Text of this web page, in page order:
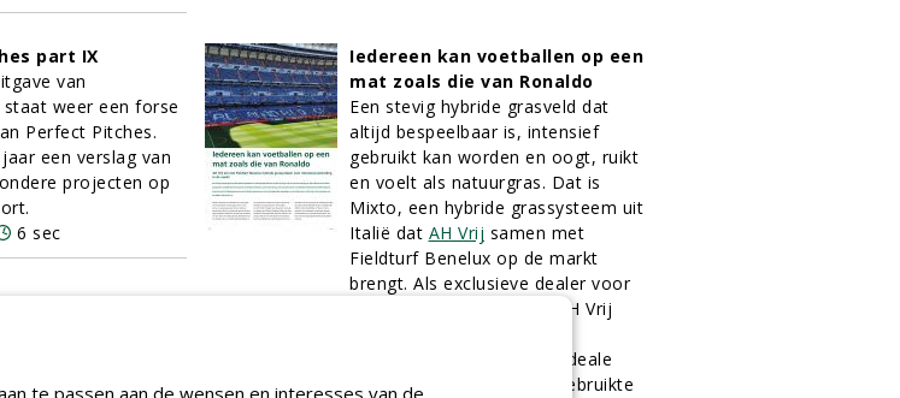
part IX
van
staat weer een forse
Perfect Pitches.
een verslag van
projecten op
6 sec
Iedereen kan voetballen op een
mat zoals die van Ronaldo
Een stevig hybride grasveld dat
altijd bespeelbaar is, intensief
gebruikt kan worden en oogt, ruikt
en voelt als natuurgras. Dat is
Mixto, een hybride grassysteem uit
Italië dat AH Vrij samen met
Fieldturf Benelux op de markt
brengt. Als exclusieve dealer voor
Midden-Nederland biedt AH Vrij
Wateringen deze mat als ideale
oplossing voor intensief gebruikte
te passen aan de wensen en interesses van de